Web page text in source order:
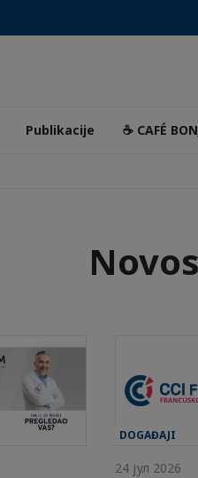
Publikacije ☕ CAFÉ
DOGAĐAJI
24 јул 2026